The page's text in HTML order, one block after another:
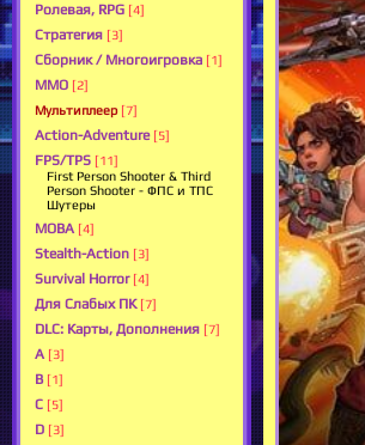
Ролевая, RPG [4]
Стратегия [3]
Сборник / Многоигровка [1]
ММО [2]
Мультиплеер [7]
Action-Adventure [5]
FPS/TPS [11]
First Person Shooter & Third
Person Shooter - ФПС и ТПС
Шутеры
MOBA [4]
Stealth-Action [3]
Survival Horror [4]
Для Слабых ПК [7]
DLC: Карты, Дополнения [7]
A [3]
B [1]
C [5]
D [3]